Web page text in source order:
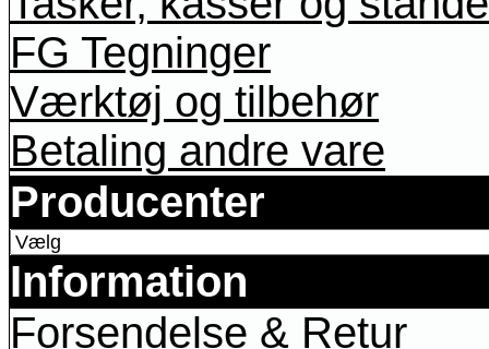
FG Tegninger
Værktøj og tilbehør
Betaling andre vare
Producenter
Information
Forsendelse & Retur